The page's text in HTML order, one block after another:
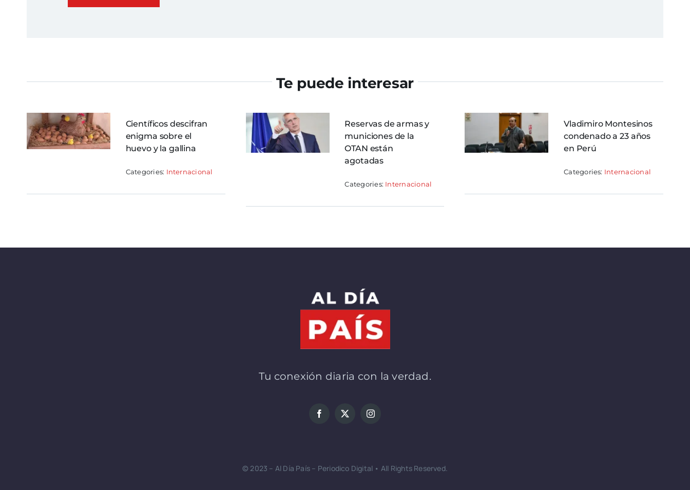
Te puede interesar
Científicos descifran
enigma sobre el
huevo y la gallina
Categories: Internacional
Reservas de armas y
municiones de la
OTAN están
agotadas
Categories: Internacional
Vladimiro Montesinos
condenado a 23 años
en Perú
Categories: Internacional
Tu conexión diaria con la verdad.
© 2023 – Al Día País – Periodico Digital • All Rights Reserved.